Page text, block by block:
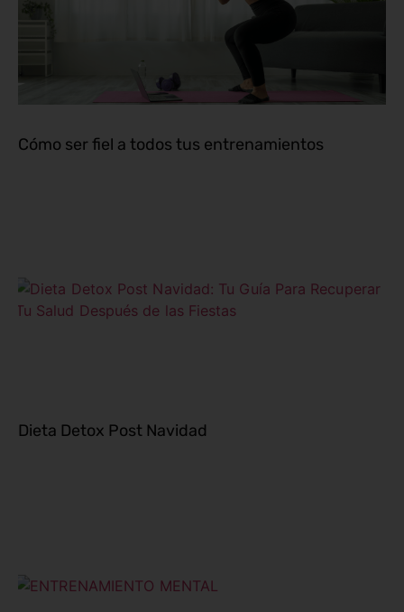
Cómo ser fiel a todos tus entrenamientos
Dieta Detox Post Navidad